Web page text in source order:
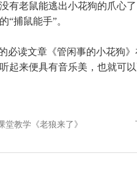
有老鼠能逃出小花狗的爪心
“捕鼠能手”。
必读文章《管闲事的小花狗
起来便具有音乐美，也就可
教学《老狼来了》